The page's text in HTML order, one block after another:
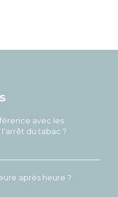
avec les
du tabac ?
après heure ?